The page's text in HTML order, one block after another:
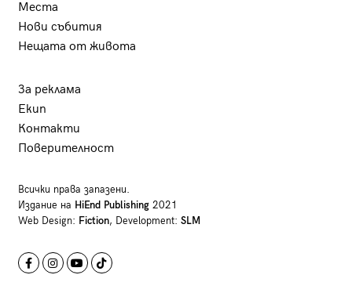
Места
Нови събития
Нещата от живота
За реклама
Екип
Контакти
Поверителност
Всички права запазени.
Издание на HiEnd Publishing2021
Web Design: Fiction, Development: SLM